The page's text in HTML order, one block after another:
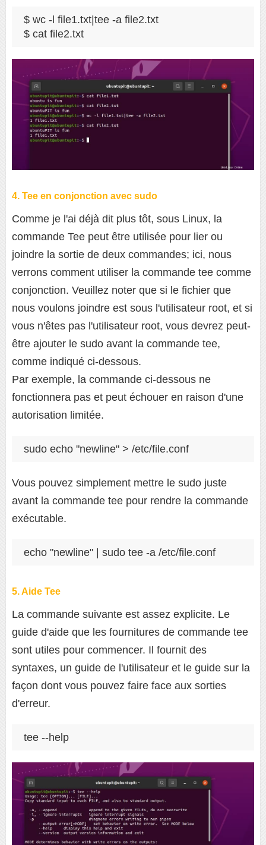
$ wc -l file1.txt|tee -a file2.txt
$ cat file2.txt
4. Tee en conjonction avec sudo
Comme je l'ai déjà dit plus tôt, sous Linux, la
commande Tee peut être utilisée pour lier ou
joindre la sortie de deux commandes; ici, nous
verrons comment utiliser la commande tee comme
conjonction. Veuillez noter que si le fichier que
nous voulons joindre est sous l'utilisateur root, et si
vous n'êtes pas l'utilisateur root, vous devrez peut-
être ajouter le sudo avant la commande tee,
comme indiqué ci-dessous.
Par exemple, la commande ci-dessous ne
fonctionnera pas et peut échouer en raison d'une
autorisation limitée.
sudo echo "newline" > /etc/file.conf
Vous pouvez simplement mettre le sudo juste
avant la commande tee pour rendre la commande
exécutable.
echo "newline" | sudo tee -a /etc/file.conf
5. Aide Tee
La commande suivante est assez explicite. Le
guide d'aide que les fournitures de commande tee
sont utiles pour commencer. Il fournit des
syntaxes, un guide de l'utilisateur et le guide sur la
façon dont vous pouvez faire face aux sorties
d'erreur.
tee --help